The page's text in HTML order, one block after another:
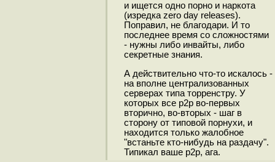
и ищется одно порно и наркота
(изредка zero day releases).
Поправил, не благодари. И то
последнее время со сложностями
- нужны либо инвайты, либо
секретные знания.
А действительно что-то искалось -
на вполне централизованных
серверах типа торренстру. У
которых все p2p во-первых
вторично, во-вторых - шаг в
сторону от типовой порнухи, и
находится только жалобное
"встаньте кто-нибудь на раздачу".
Типикал ваше p2p, ага.